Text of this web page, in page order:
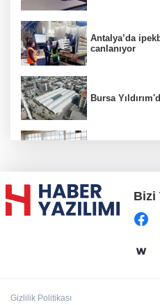
Antalya’da
canlanıyor
Bursa
Başkent'in
sürüyor
Bizi
Gizlilik Politikası